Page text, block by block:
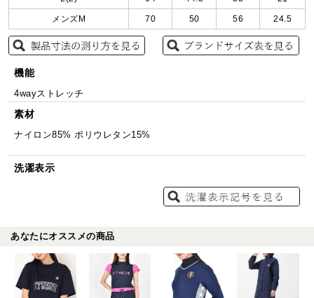
メンズM 70 50 56 24.5
機能
4wayストレッチ
素材
ナイロン85% ポリウレタン15%
洗濯表示
あなたにオススメの商品